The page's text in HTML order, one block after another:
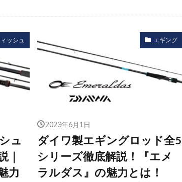
ッシュ
ュ
｜
力
エギング
2023年6月1日
ダイワ製エギングロッド全5
シリーズ徹底解説！『エメ
ラルダス』の魅力とは！